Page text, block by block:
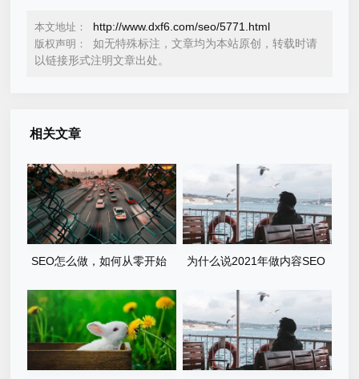
本文地址： http://www.dxf6.com/seo/5771.html
版权声明：
如无特殊标注，文章均为本站原创，转载时请
以链接形式注明文章出处。
相关文章
SEO怎么做，如何从零开始
为什么说2021年做内容SEO